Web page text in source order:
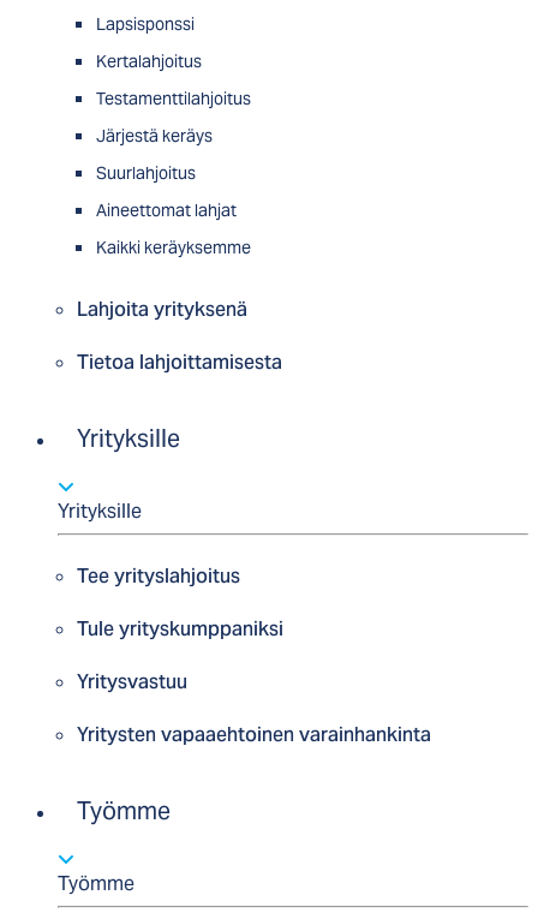
Lapsisponssi
Kertalahjoitus
Testamenttilahjoitus
Järjestä keräys
Suurlahjoitus
Aineettomat lahjat
Kaikki keräyksemme
Lahjoita yrityksenä
Tietoa lahjoittamisesta
Yrityksille
Yrityksille
Tee yrityslahjoitus
Tule yrityskumppaniksi
Yritysvastuu
Yritysten vapaaehtoinen varainhankinta
Työmme
Työmme